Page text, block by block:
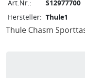
Art.Nr.:
S12977700
Hersteller: Thule1
Thule Chasm